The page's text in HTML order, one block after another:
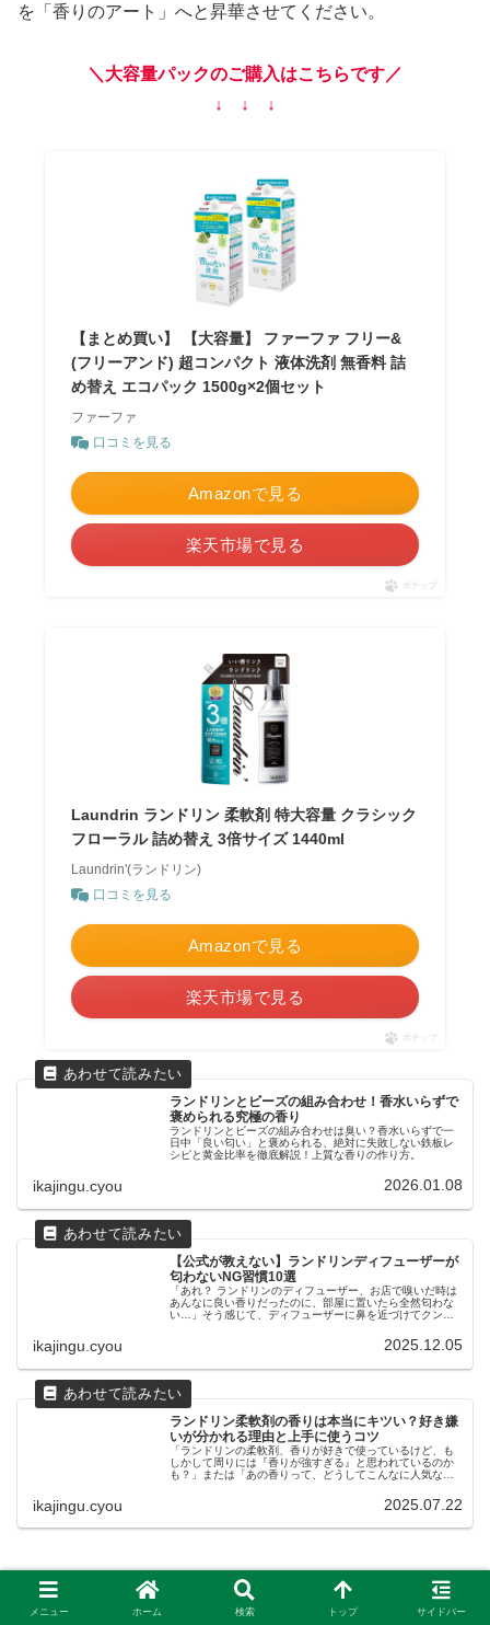
を「香りのアート」へと昇華させてください。
＼大容量パックのご購入はこちらです／
↓ ↓ ↓
【まとめ買い】 【大容量】 ファーファ フリー&
(フリーアンド) 超コンパクト 液体洗剤 無香料 詰
め替え エコパック 1500g×2個セット
ファーファ
口コミを見る
Amazonで見る
楽天市場で見る
ポチップ
Laundrin ランドリン 柔軟剤 特大容量 クラシック
フローラル 詰め替え 3倍サイズ 1440ml
Laundrin'(ランドリン)
口コミを見る
Amazonで見る
楽天市場で見る
ポチップ
ランドリンとビーズの組み合わせ！香水いらずで
褒められる究極の香り
ランドリンとビーズの組み合わせは臭い？香水いらずで一
日中「良い匂い」と褒められる、絶対に失敗しない鉄板レ
シピと黄金比率を徹底解説！上質な香りの作り方。
ikajingu.cyou 2026.01.08
【公式が教えない】ランドリンディフューザーが
匂わないNG習慣10選
「あれ？ ランドリンのディフューザー、お店で嗅いだ時は
あんなに良い香りだったのに、部屋に置いたら全然匂わな
い…」そう感じて、ディフューザーに鼻を近づけてクンク
ikajingu.cyou 2025.12.05
ランドリン柔軟剤の香りは本当にキツい？好き嫌
いが分かれる理由と上手に使うコツ
「ランドリンの柔軟剤、香りが好きで使っているけど、も
しかして周りには『香りが強すぎる』と思われているのか
も？」または「あの香りって、どうしてこんなに人気なん
ikajingu.cyou 2025.07.22
メニュー ホーム 検索 トップ サイドバー